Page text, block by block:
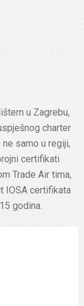
u Zagrebu,
charter
samo u regiji,
certifikati
Trade Air tima,
IOSA certifikata
godina.